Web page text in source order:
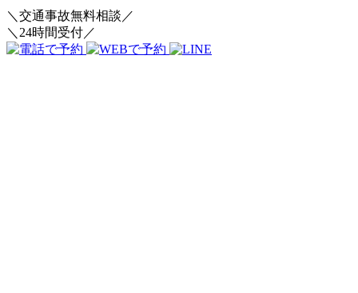
＼交通事故無料相談／
＼24時間受付／